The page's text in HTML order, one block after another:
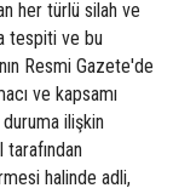
her türlü silah ve
tespiti ve bu
Resmi Gazete'de
ve kapsamı
ilişkin
halinde adli,